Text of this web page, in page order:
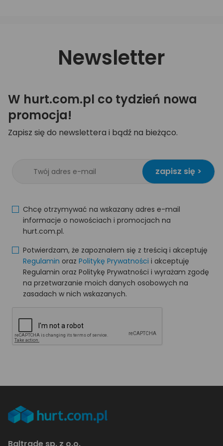
Newsletter
W hurt.com.pl co tydzień nowa
promocja!
Zapisz się do newslettera i bądź na bieżąco.
zapisz się >
Chcę otrzymywać na wskazany adres e-mail
informacje o nowościach i promocjach na
hurt.com.pl.
Potwierdzam, że zapoznałem się z treścią i akceptuję
Regulamin oraz Politykę Prywatności i akceptuję
Regulamin oraz Politykę Prywatności i wyrażam zgodę
na przetwarzanie moich danych osobowych na
zasadach w nich wskazanych.